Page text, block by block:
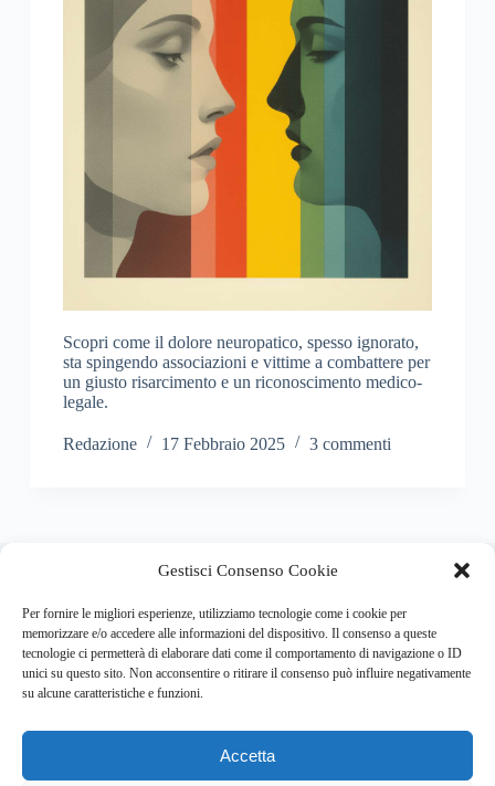
Gestisci Consenso Cookie
Per fornire le migliori esperienze, utilizziamo tecnologie come i cookie per
memorizzare e/o accedere alle informazioni del dispositivo. Il consenso a queste
tecnologie ci permetterà di elaborare dati come il comportamento di navigazione o ID
unici su questo sito. Non acconsentire o ritirare il consenso può influire negativamente
su alcune caratteristiche e funzioni.
Accetta
Scopri come il dolore neuropatico, spesso ignorato,
sta spingendo associazioni e vittime a combattere per
un giusto risarcimento e un riconoscimento medico-
legale.
Redazione 17 Febbraio 2025 3 commenti
psicologia e salute mentale.
Address:
VIA USODIMARE 3 - 37138 - VERONA (VR)
info@respira.re
045-511-7681